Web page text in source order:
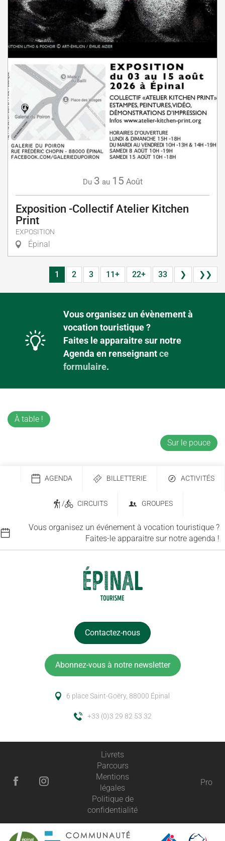
Du 3 au 15 Août
Exposition -Collectif Atelier Kitchen
Print
EXPOSITION
Épinal
1 2 3 11+ 22+ 33 ❯ ❯❯
Vous organisez un évènement à
vocation touristique ?
Faites le apparaitre sur notre
Agenda en renseignantce
formulaire.
À table !
Sur le pouce
AGENDA BILLETTERIE ACTIVITÉS
/ CIRCUITS GROUPES
Vous organisez un événement à vocation touristique ?
Faites-le apparaitre sur notre agenda !
Contactez-nous
Abonnez-vous à notre newsletter
6 place Saint-Goëry, 88000 Épinal
+33 (0)3 29 82 53 32
Livrets
Parcours
Mentions
légales
Politique de
confidentialité
Pro